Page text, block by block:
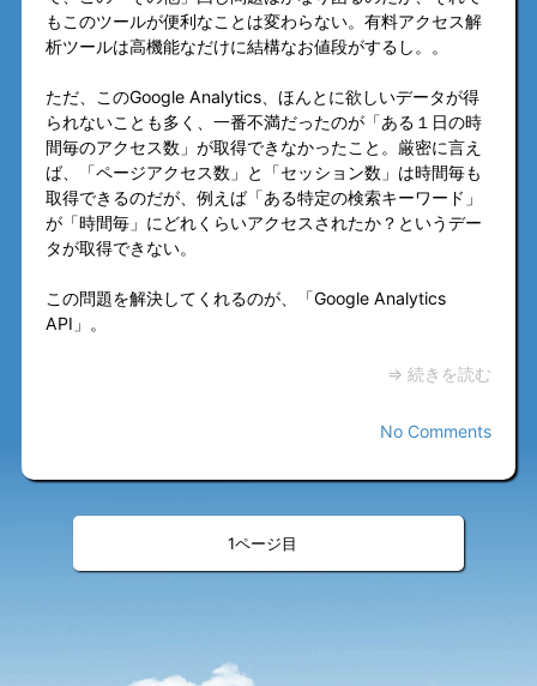
もこのツールが便利なことは変わらない。有料アクセス解
析ツールは高機能なだけに結構なお値段がするし。。
ただ、このGoogle Analytics、ほんとに欲しいデータが得
られないことも多く、一番不満だったのが「ある１日の時
間毎のアクセス数」が取得できなかったこと。厳密に言え
ば、「ページアクセス数」と「セッション数」は時間毎も
取得できるのだが、例えば「ある特定の検索キーワード」
が「時間毎」にどれくらいアクセスされたか？というデー
タが取得できない。
この問題を解決してくれるのが、「Google Analytics
API」。
⇒ 続きを読む
No Comments
1